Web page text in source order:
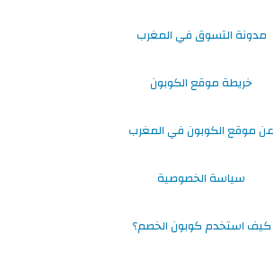
مدونة التسوق في المغرب
خريطة موقع الكوبون
عن موقع الكوبون في المغرب
سياسة الخصوصية
كيف استخدم كوبون الخصم؟